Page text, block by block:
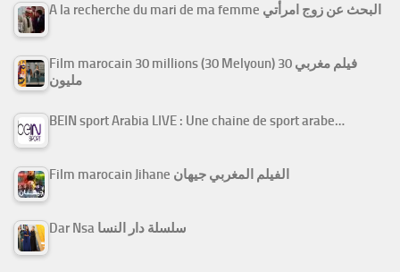
A la recherche du mari de ma femme البحث عن زوج امرأتي
Film marocain 30 millions (30 Melyoun) فيلم مغربي 30
مليون
BEIN sport Arabia LIVE : Une chaine de sport arabe…
Film marocain Jihane الفيلم المغربي جيهان
Dar Nsa سلسلة دار النسا